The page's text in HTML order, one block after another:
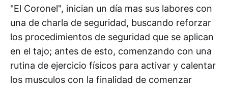
"El Coronel", inician un día mas sus labores con
una de charla de seguridad, buscando reforzar
los procedimientos de seguridad que se aplican
en el tajo; antes de esto, comenzando con una
rutina de ejercicio físicos para activar y calentar
los musculos con la finalidad de comenzar